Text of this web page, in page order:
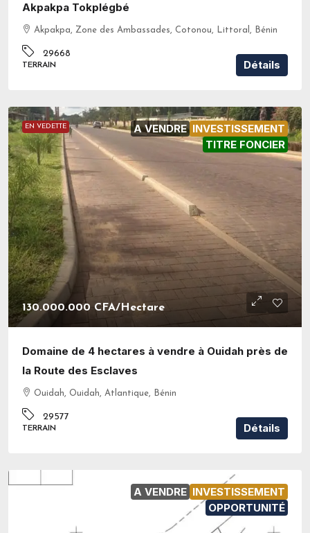
Akpakpa Tokplégbé
Akpakpa, Zone des Ambassades, Cotonou, Littoral, Bénin
29668
TERRAIN Détails
EN VEDETTE A VENDRE INVESTISSEMENT
TITRE FONCIER
130.000.000 CFA/Hectare
Domaine de 4 hectares à vendre à Ouidah près de
la Route des Esclaves
Ouidah, Ouidah, Atlantique, Bénin
29577
TERRAIN Détails
A VENDRE INVESTISSEMENT
OPPORTUNITÉ